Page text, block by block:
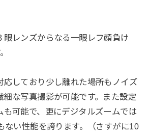
眼レンズからなる一眼レフ顔負け
応しており少し離れた場所もノイズ
細な写真撮影が可能です。また設定
も可能で、更にデジタルズームでは
ない性能を誇ります。（さすがに10